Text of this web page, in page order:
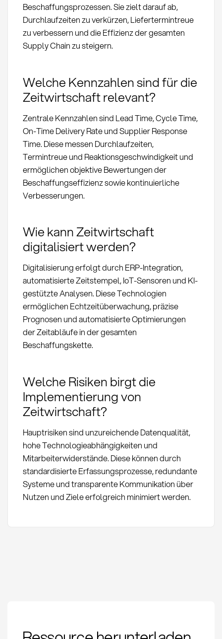
Beschaffungsprozessen. Sie zielt darauf ab,
Durchlaufzeiten zu verkürzen, Liefertermintreue
zu verbessern und die Effizienz der gesamten
Supply Chain zu steigern.
Welche Kennzahlen sind für die
Zeitwirtschaft relevant?
Zentrale Kennzahlen sind Lead Time, Cycle Time,
On-Time Delivery Rate und Supplier Response
Time. Diese messen Durchlaufzeiten,
Termintreue und Reaktionsgeschwindigkeit und
ermöglichen objektive Bewertungen der
Beschaffungseffizienz sowie kontinuierliche
Verbesserungen.
Wie kann Zeitwirtschaft
digitalisiert werden?
Digitalisierung erfolgt durch ERP-Integration,
automatisierte Zeitstempel, IoT-Sensoren und KI-
gestützte Analysen. Diese Technologien
ermöglichen Echtzeitüberwachung, präzise
Prognosen und automatisierte Optimierungen
der Zeitabläufe in der gesamten
Beschaffungskette.
Welche Risiken birgt die
Implementierung von
Zeitwirtschaft?
Hauptrisiken sind unzureichende Datenqualität,
hohe Technologieabhängigkeiten und
Mitarbeiterwiderstände. Diese können durch
standardisierte Erfassungsprozesse, redundante
Systeme und transparente Kommunikation über
Nutzen und Ziele erfolgreich minimiert werden.
Definition, Methoden